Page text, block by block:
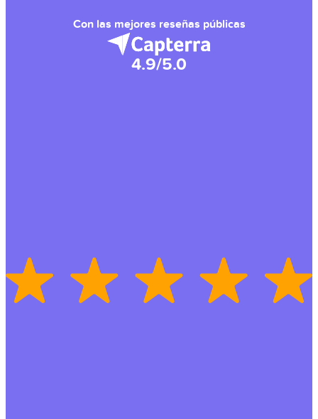
Con las mejores reseñas públicas
4.9/5.0